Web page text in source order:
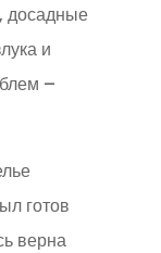
досадные
и
–
готов
верна